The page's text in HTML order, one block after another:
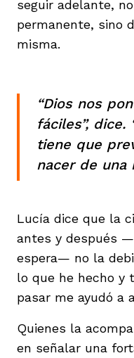
seguir adelante,
permanente, sino
misma.
“Dios nos
fáciles”,
tiene que
nacer de una
Lucía dice que la
antes y después
espera— no la
lo que he hecho y
pasar me ayudó a
Quienes la
en señalar una